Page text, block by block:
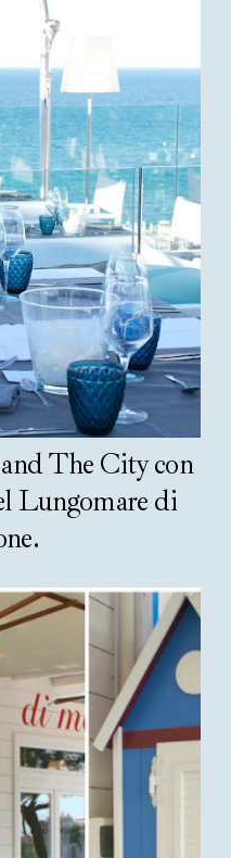
The City con
Lungomare di